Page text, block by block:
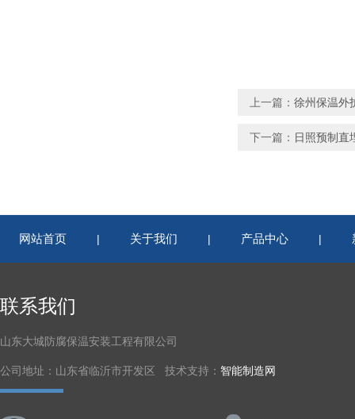
上一篇： 徐州保温外
下一篇： 日照预制直
网站首页 | 关于我们 | 产品中心 |
联系我们
山东大城防腐保温安装工程有限公司
公司地址：山东省临沂市开发区 技术支持： 智能制造网